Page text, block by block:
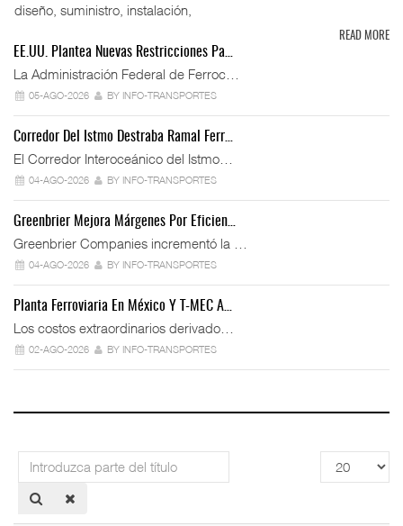
diseño, suministro, instalación,
READ MORE
EE.UU. Plantea Nuevas Restricciones Pa…
La Administración Federal de Ferroc…
05-AGO-2026 BY INFO-TRANSPORTES
Corredor Del Istmo Destraba Ramal Ferr…
El Corredor Interoceánico del Istmo…
04-AGO-2026 BY INFO-TRANSPORTES
Greenbrier Mejora Márgenes Por Eficien…
Greenbrier Companies incrementó la …
04-AGO-2026 BY INFO-TRANSPORTES
Planta Ferroviaria En México Y T-MEC A…
Los costos extraordinarios derivado…
02-AGO-2026 BY INFO-TRANSPORTES
Introduzca
parte
del
Cantidad
a